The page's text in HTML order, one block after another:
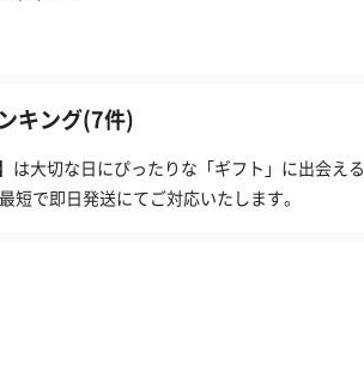
キング(7件)
大切な日にぴったりな「ギフト」に出会える
で即日発送にてご対応いたします。